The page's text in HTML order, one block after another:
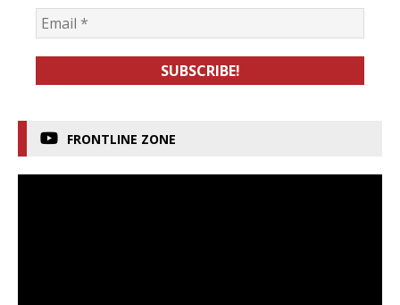
FRONTLINE ZONE